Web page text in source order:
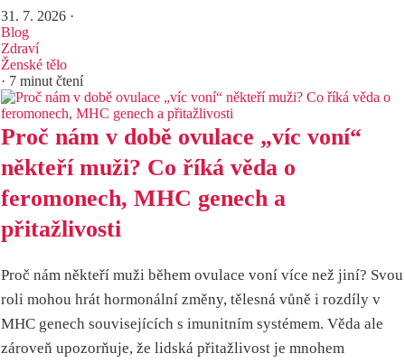
31. 7. 2026 ·
Blog
Zdraví
Ženské tělo
· 7 minut čtení
Proč nám v době ovulace „víc voní“
někteří muži? Co říká věda o
feromonech, MHC genech a
přitažlivosti
Proč nám někteří muži během ovulace voní více než jiní? Svou
roli mohou hrát hormonální změny, tělesná vůně i rozdíly v
MHC genech souvisejících s imunitním systémem. Věda ale
zároveň upozorňuje, že lidská přitažlivost je mnohem